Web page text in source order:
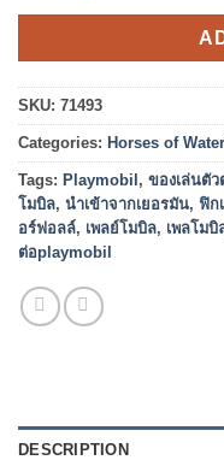
SKU: 71493
Categories: Horses of
Tags: Playmobil , ของเล่นตัว
โมบิล, นำเข้าจากเยอรมัน, ฟิก
อร์ฟอลล์, เพลย์โมบิล, เพลโมบิ
ต่อplaymobil
DESCRIPTION